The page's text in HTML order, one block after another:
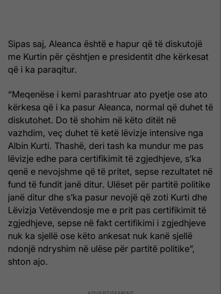
Sipas saj, Aleanca është e hapur që të diskutojë
me Kurtin për çështjen e presidentit dhe kërkesat
që i ka paraqitur.
“Meqenëse i kemi parashtruar ato pyetje ose ato
kërkesa që i ka pasur Aleanca, normal që duhet të
diskutohet. Do të shohim në këto ditët në
vazhdim, veç duhet të ketë lëvizje intensive nga
Albin Kurti. Thashë, deri tash ka mundur me pas
lëvizje edhe para certifikimit të zgjedhjeve, s’ka
qenë e nevojshme që të pritet, sepse rezultatet në
fund të fundit janë ditur. Ulëset për partitë politike
janë ditur dhe s’ka pasur nevojë që zoti Kurti dhe
Lëvizja Vetëvendosje me e prit pas certifikimit të
zgjedhjeve, sepse në fakt certifikimi i zgjedhjeve
nuk ka sjellë ose këto ankesat nuk kanë sjellë
ndonjë ndryshim në ulëse për partitë politike”,
shton ajo.